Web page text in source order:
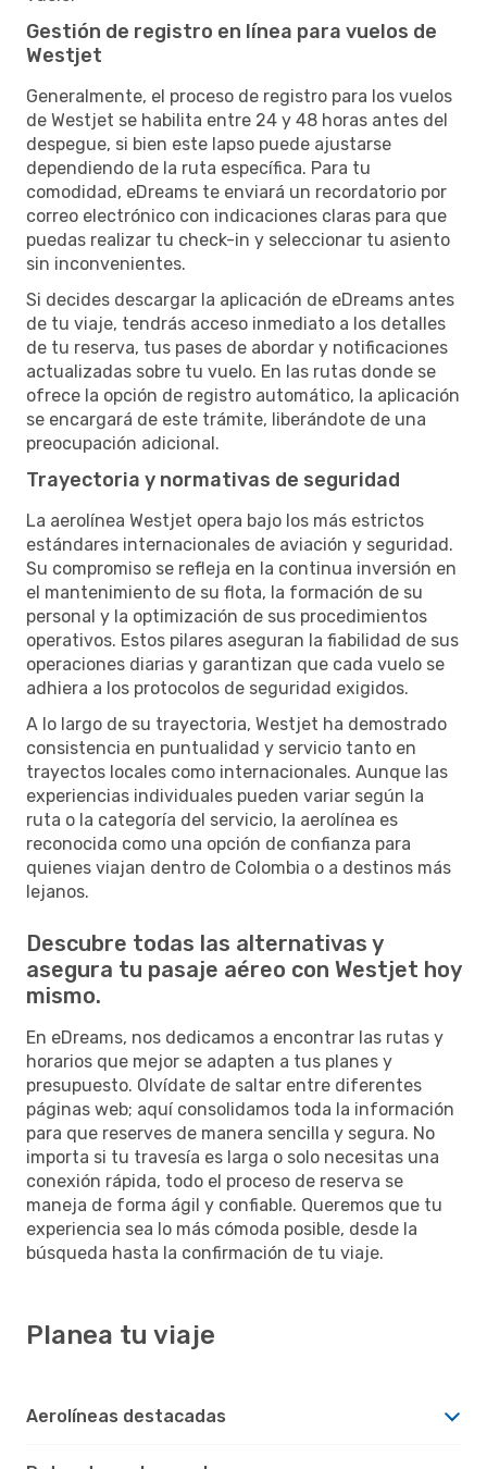
Gestión de registro en línea para vuelos de
Westjet
Generalmente, el proceso de registro para los vuelos
de Westjet se habilita entre 24 y 48 horas antes del
despegue, si bien este lapso puede ajustarse
dependiendo de la ruta específica. Para tu
comodidad, eDreams te enviará un recordatorio por
correo electrónico con indicaciones claras para que
puedas realizar tu check-in y seleccionar tu asiento
sin inconvenientes.
Si decides descargar la aplicación de eDreams antes
de tu viaje, tendrás acceso inmediato a los detalles
de tu reserva, tus pases de abordar y notificaciones
actualizadas sobre tu vuelo. En las rutas donde se
ofrece la opción de registro automático, la aplicación
se encargará de este trámite, liberándote de una
preocupación adicional.
Trayectoria y normativas de seguridad
La aerolínea Westjet opera bajo los más estrictos
estándares internacionales de aviación y seguridad.
Su compromiso se refleja en la continua inversión en
el mantenimiento de su flota, la formación de su
personal y la optimización de sus procedimientos
operativos. Estos pilares aseguran la fiabilidad de sus
operaciones diarias y garantizan que cada vuelo se
adhiera a los protocolos de seguridad exigidos.
A lo largo de su trayectoria, Westjet ha demostrado
consistencia en puntualidad y servicio tanto en
trayectos locales como internacionales. Aunque las
experiencias individuales pueden variar según la
ruta o la categoría del servicio, la aerolínea es
reconocida como una opción de confianza para
quienes viajan dentro de Colombia o a destinos más
lejanos.
Descubre todas las alternativas y
asegura tu pasaje aéreo con Westjet hoy
mismo.
En eDreams, nos dedicamos a encontrar las rutas y
horarios que mejor se adapten a tus planes y
presupuesto. Olvídate de saltar entre diferentes
páginas web; aquí consolidamos toda la información
para que reserves de manera sencilla y segura. No
importa si tu travesía es larga o solo necesitas una
conexión rápida, todo el proceso de reserva se
maneja de forma ágil y confiable. Queremos que tu
experiencia sea lo más cómoda posible, desde la
búsqueda hasta la confirmación de tu viaje.
Planea tu viaje
Aerolíneas destacadas